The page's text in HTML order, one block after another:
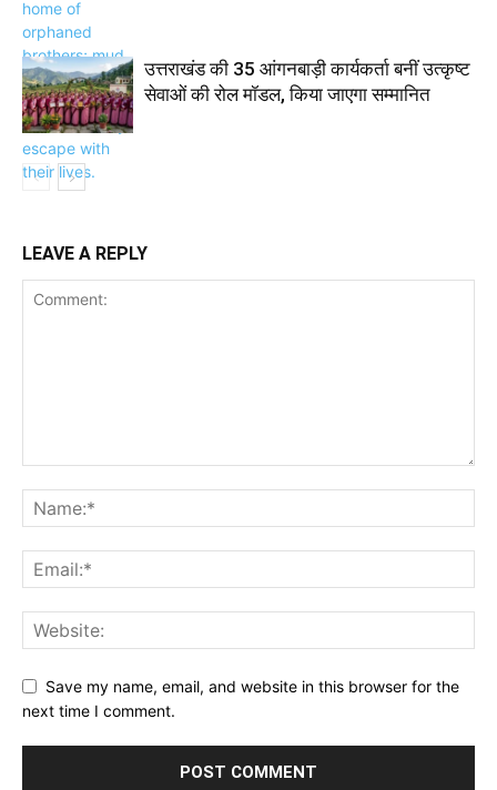
उत्तराखंड की 35 आंगनबाड़ी कार्यकर्ता बनीं उत्कृष्ट
सेवाओं की रोल मॉडल, किया जाएगा सम्मानित
LEAVE A REPLY
Save my name, email, and website in this browser for the
next time I comment.